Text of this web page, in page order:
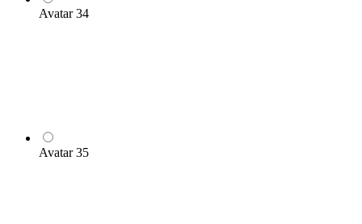
Avatar 34
Avatar 35